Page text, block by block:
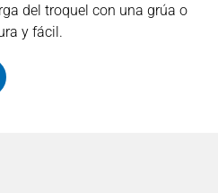
del troquel con una grúa o
y fácil.